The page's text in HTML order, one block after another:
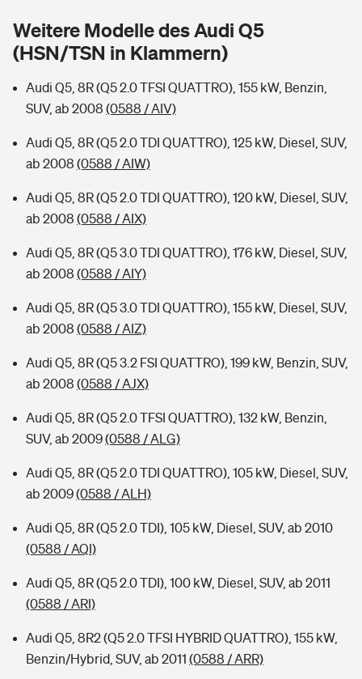
Hochwasser-Check: Wie gefährdet ist Ihr Haus?
Sie haben Fragen?
Private Cyberversicherung
Zur Übersicht
Kinderunfall-Check: Mehr Sicherheit für deine Kids
Typklassen: So ist Ihr Auto eingestuft
Sie haben Fragen?
Rentenrechner: Wie viel Geld bekomme ich im Alter?
Weitere Modelle des Audi Q5
(HSN/TSN in Klammern)
Audi Q5, 8R (Q5 2.0 TFSI QUATTRO), 155 kW, Benzin,
SUV, ab 2008 (0588 / AIV)
Audi Q5, 8R (Q5 2.0 TDI QUATTRO), 125 kW, Diesel, SUV,
ab 2008 (0588 / AIW)
Audi Q5, 8R (Q5 2.0 TDI QUATTRO), 120 kW, Diesel, SUV,
ab 2008 (0588 / AIX)
Audi Q5, 8R (Q5 3.0 TDI QUATTRO), 176 kW, Diesel, SUV,
ab 2008 (0588 / AIY)
Audi Q5, 8R (Q5 3.0 TDI QUATTRO), 155 kW, Diesel, SUV,
ab 2008 (0588 / AIZ)
Audi Q5, 8R (Q5 3.2 FSI QUATTRO), 199 kW, Benzin, SUV,
ab 2008 (0588 / AJX)
Audi Q5, 8R (Q5 2.0 TFSI QUATTRO), 132 kW, Benzin,
SUV, ab 2009(0588 / ALG)
Audi Q5, 8R (Q5 2.0 TDI QUATTRO), 105 kW, Diesel, SUV,
ab 2009(0588 / ALH)
Audi Q5, 8R (Q5 2.0 TDI), 105 kW, Diesel, SUV, ab 2010
(0588 / AQI)
Audi Q5, 8R (Q5 2.0 TDI), 100 kW, Diesel, SUV, ab 2011
(0588 / ARI)
Audi Q5, 8R2 (Q5 2.0 TFSI HYBRID QUATTRO), 155 kW,
Benzin/Hybrid, SUV, ab 2011 (0588 / ARR)